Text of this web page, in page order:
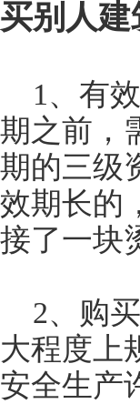
买别人
1、有效
期之前，
期的三级
效期长的
接了一块
2、购买
大程度上
安全生产